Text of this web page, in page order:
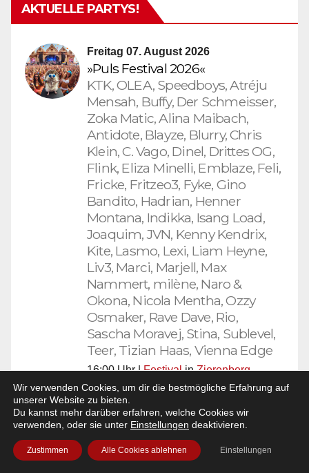
AKTUELLE PARTYS!
Freitag 07. August 2026
»Puls Festival 2026«
KTK, OLEA, Speedboys, Atréju
Mensah, Buffy, Der Schmeisser,
Zoka Matic, Alina Maibach,
Antidote, Blayze, Blurry, Chris
Klein, C. Vago, Dinel, Drittes OG,
Flink, Eliza Minelli, Emblaze, Feli,
Fricke, Fritzeo3, Fyke, Gino
Bandito, Hadrian, Henner
Montana, Indikka, Isang Load,
Joaquim, JVN, Kenny Kendrix,
Kite, Lasmo, Lexi, Liam Heyne,
Liv3, Marci, Marjell, Max
Nammert, milène, Naro &
Okona, Nicola Mentha, Ozzy
Osmaker, Rave Dave, Rio,
Sascha Moravej, Stina, Sublevel,
Teer, Tizian Haas, Vienna Edge
16:00 Uhr |FestivalinZierenberg,
Bergbühne Burghasungen
Genre:Techno
Hier gibts dieTickets!
mehr Details
Wir verwenden Cookies, um dir die bestmögliche Erfahrung auf
unserer Website zu bieten.
Du kannst mehr darüber erfahren, welche Cookies wir
verwenden, oder sie unter Einstellungen deaktivieren.
Zustimmen Alle Cookies ablehnen Einstellungen